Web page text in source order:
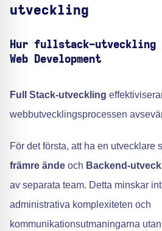
utveckling
Hur fullstack-
Web Development
Full Stack-utveckling
webbutvecklingsprocessen
För det första, att ha en utvecklare
främre ände och Backend-
av separata team. Detta minskar
administrativa komplexiteten och
kommunikationsutmaningarna utan